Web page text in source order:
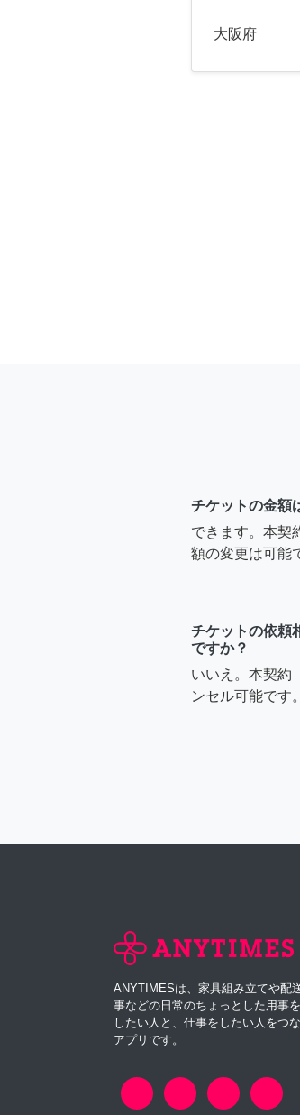
大阪府
チケットの金額
できます。本契
額の変更は可能
チケットの依頼
ですか？
いいえ。本契約
ンセル可能です。
ANYTIMESは、家具組み立てや配
事などの日常のちょっとした用事
したい人と、仕事をしたい人をつ
アプリです。